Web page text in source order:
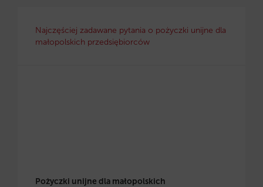
Najczęściej zadawane pytania o pożyczki unijne dla
małopolskich przedsiębiorców
Pożyczki unijne dla małopolskich